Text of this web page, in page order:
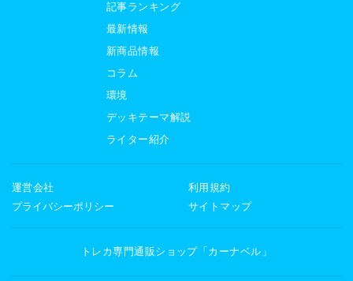
記事ランキング
最新情報
新商品情報
コラム
環境
デッキテーマ解説
ライター紹介
運営会社
利用規約
プライバシーポリシー
サイトマップ
トレカ専門通販ショップ「カーナベル」